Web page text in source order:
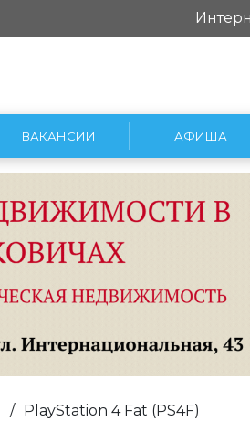
ВАКАНСИИ АФИША
/ PlayStation 4 Fat (PS4F)